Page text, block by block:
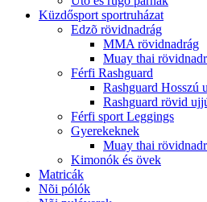
Küzdősport sportruházat
Edzõ rövidnadrág
MMA rövidnadrág
Muay thai
Férfi Rashguard
Rashguard Hosszú
Rashguard rövid
Férfi sport Leggings
Gyerekeknek
Muay thai
Kimonók és övek
Matricák
Nõi pólók